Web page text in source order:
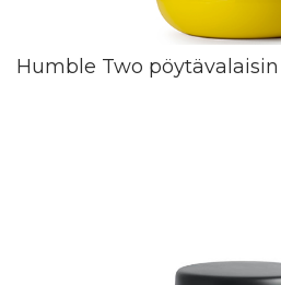
Humble Two pöytävalaisin